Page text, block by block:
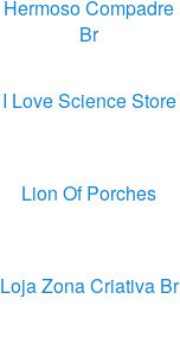
Hermoso Compadre
Br
I Love Science Store
Lion Of Porches
Loja Zona Criativa Br